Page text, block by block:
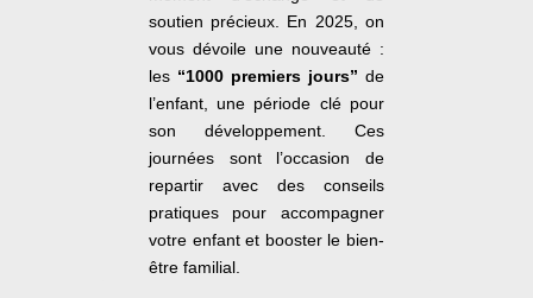
soutien précieux. En 2025, on
vous dévoile une nouveauté :
les “1000 premiers jours” de
l’enfant, une période clé pour
son développement. Ces
journées sont l’occasion de
repartir avec des conseils
pratiques pour accompagner
votre enfant et booster le bien-
être familial.